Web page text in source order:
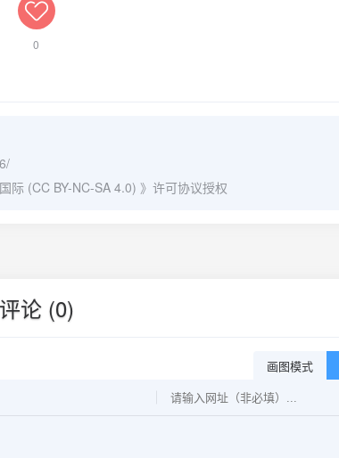
0
际 (CC BY-NC-SA 4.0) 》许可协议授权
评论 (0)
画图模式